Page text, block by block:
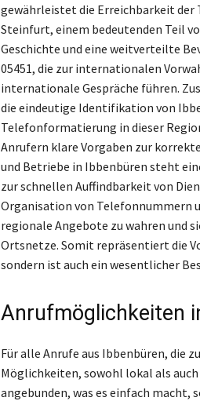
gewährleistet die Erreichbarkeit
Steinfurt, einem bedeutenden Teil
Geschichte und eine weitverteilte
05451, die zur internationalen
internationale Gespräche führen.
die eindeutige Identifikation von
Telefonformatierung in dieser
Anrufern klare Vorgaben zur
und Betriebe in Ibbenbüren steht
zur schnellen Auffindbarkeit von
Organisation von Telefonnummern
regionale Angebote zu wahren und
Ortsnetze. Somit repräsentiert die
sondern ist auch ein wesentlicher
Anrufmöglichkeiten
Für alle Anrufe aus Ibbenbüren, die
Möglichkeiten, sowohl lokal als
angebunden, was es einfach macht,